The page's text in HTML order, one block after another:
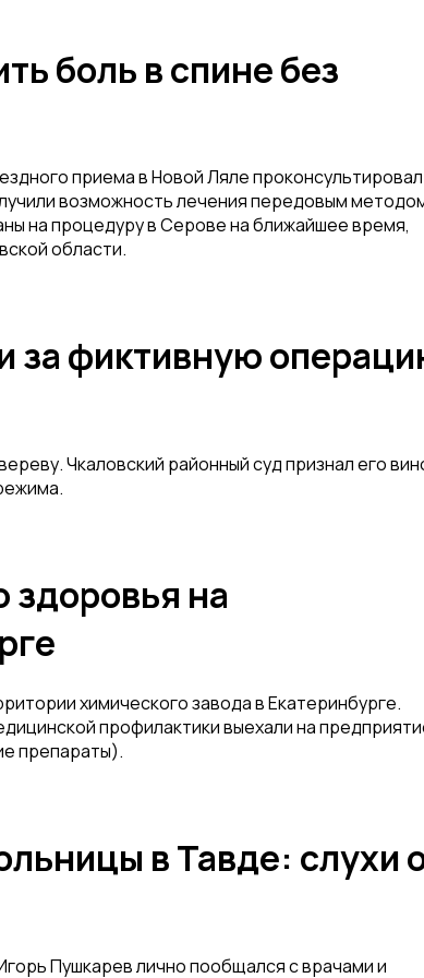
боль в спине без
приема в Новой Ляле проконсультировал
возможность лечения передовым
на процедуру в Серове на ближайшее время,
области.
за фиктивную
Чкаловский районный суд признал его
на
химического завода в Екатеринбурге.
профилактики выехали на
препараты).
в Тавде: слухи
Пушкарев лично пообщался с врачами и